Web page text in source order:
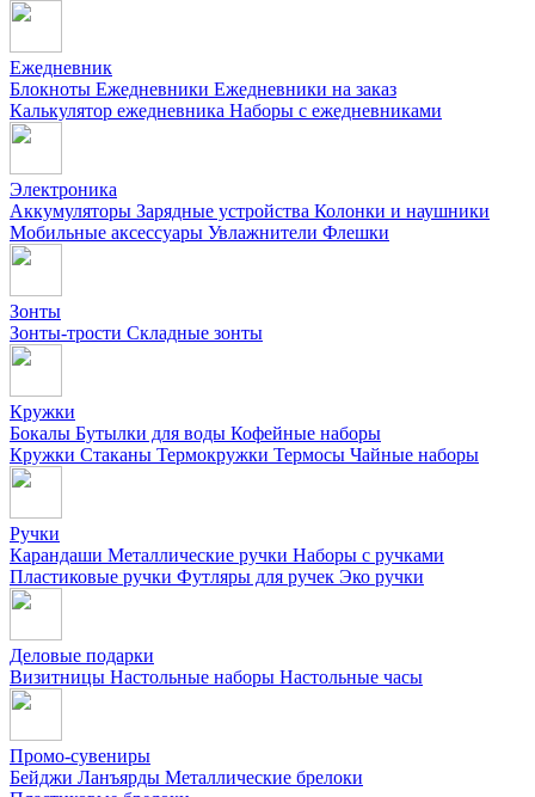
Ежедневник
Блокноты Ежедневники Ежедневники на заказ
Калькулятор ежедневника Наборы с ежедневниками
Электроника
Аккумуляторы Зарядные устройства Колонки и наушники
Мобильные аксессуары Увлажнители Флешки
Зонты
Зонты-трости Складные зонты
Кружки
Бокалы Бутылки для воды Кофейные наборы
Кружки Стаканы Термокружки Термосы Чайные наборы
Ручки
Карандаши Металлические ручки Наборы с ручками
Пластиковые ручки Футляры для ручек Эко ручки
Деловые подарки
Визитницы Настольные наборы Настольные часы
Промо-сувениры
Бейджи Ланъярды Металлические брелоки